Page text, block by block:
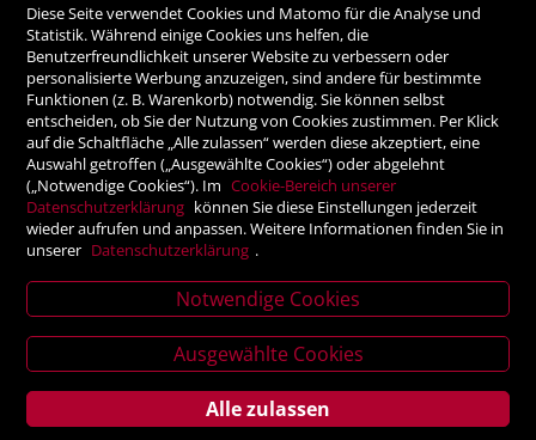
letter
Rechnung
Vorauskasse
SICHER ONLINE SHOPPEN!
Diese Seite verwendet Cookies und Matomo für die Analyse und
Statistik. Während einige Cookies uns helfen, die
Benutzerfreundlichkeit unserer Website zu verbessern oder
personalisierte Werbung anzuzeigen, sind andere für bestimmte
Funktionen (z. B. Warenkorb) notwendig. Sie können selbst
entscheiden, ob Sie der Nutzung von Cookies zustimmen. Per Klick
auf die Schaltfläche „Alle zulassen“ werden diese akzeptiert, eine
Auswahl getroffen („Ausgewählte Cookies“) oder abgelehnt
(„Notwendige Cookies“). Im Cookie-Bereich unserer
Datenschutzerklärung können Sie diese Einstellungen jederzeit
wieder aufrufen und anpassen. Weitere Informationen finden Sie in
unserer Datenschutzerklärung .
Notwendige Cookies
Ausgewählte Cookies
Alle zulassen